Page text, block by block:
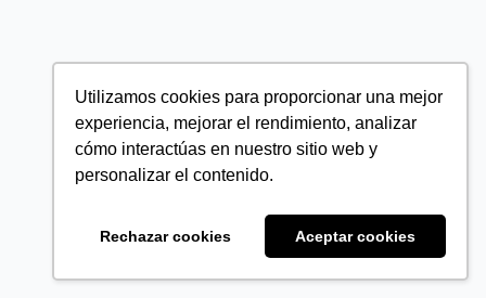
Utilizamos cookies para proporcionar una mejor
experiencia, mejorar el rendimiento, analizar
cómo interactúas en nuestro sitio web y
personalizar el contenido.
Rechazar cookies Aceptar cookies